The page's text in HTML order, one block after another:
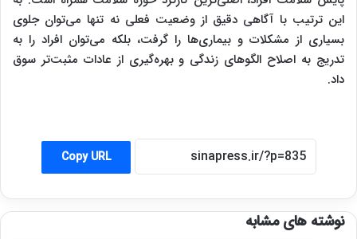
این ترتیب با آگاهی دقیق از وضعیت فعلی نه تنها می‌توان جلوی
بسیاری از مشکلات و بیماری‌ها را گرفت، بلکه می‌توان افراد را به
تدریج به اصلاح الگوهای زندگی و بهره‌گیری از عادات مثبت‌تر سوق
داد.
Copy URL
نوشته های مشابه